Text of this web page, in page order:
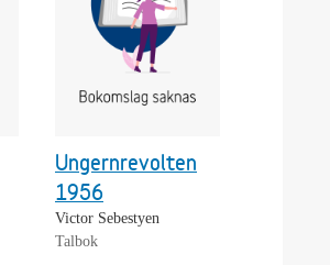
Ungernrevolten
1956
Victor Sebestyen
Talbok